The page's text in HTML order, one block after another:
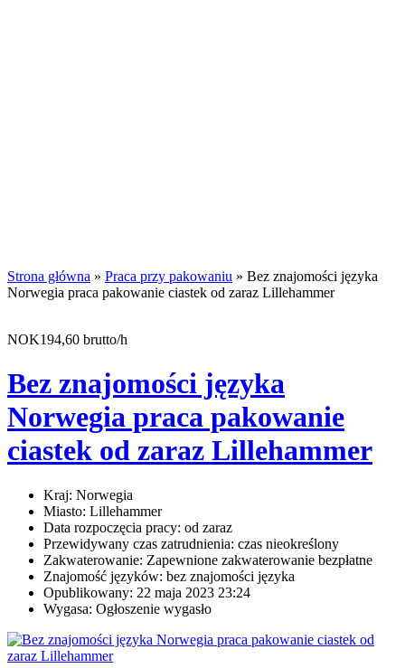
Strona główna » Praca przy pakowaniu » Bez znajomości języka
Norwegia praca pakowanie ciastek od zaraz Lillehammer
NOK194,60 brutto/h
Bez znajomości języka
Norwegia praca pakowanie
ciastek od zaraz Lillehammer
Kraj: Norwegia
Miasto: Lillehammer
Data rozpoczęcia pracy: od zaraz
Przewidywany czas zatrudnienia: czas nieokreślony
Zakwaterowanie: Zapewnione zakwaterowanie bezpłatne
Znajomość języków: bez znajomości języka
Opublikowany: 22 maja 2023 23:24
Wygasa: Ogłoszenie wygasło